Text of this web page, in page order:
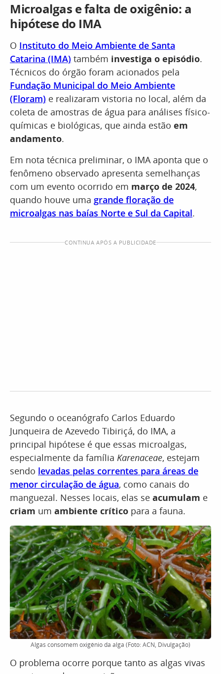
Microalgas e falta de oxigênio: a
hipótese do IMA
O Instituto do Meio Ambiente de Santa
Catarina (IMA) também investiga o episódio.
Técnicos do órgão foram acionados pela
Fundação Municipal do Meio Ambiente
(Floram) e realizaram vistoria no local, além da
coleta de amostras de água para análises físico-
químicas e biológicas, que ainda estão em
andamento.
Em nota técnica preliminar, o IMA aponta que o
fenômeno observado apresenta semelhanças
com um evento ocorrido em março de 2024,
quando houve uma grande floração de
microalgas nas baías Norte e Sul da Capital.
CONTINUA APÓS A PUBLICIDADE
Segundo o oceanógrafo Carlos Eduardo
Junqueira de Azevedo Tibiriçá, do IMA, a
principal hipótese é que essas microalgas,
especialmente da família Karenaceae, estejam
sendo levadas pelas correntes para áreas de
menor circulação de água, como canais do
manguezal. Nesses locais, elas se acumulam e
criam um ambiente crítico para a fauna.
Algas consomem oxigênio da alga (Foto: ACN, Divulgação)
O problema ocorre porque tanto as algas vivas